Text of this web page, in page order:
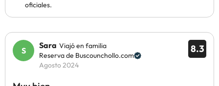
oficiales.
8.3
Sara Viajó en familia
Reserva de Buscounchollo.com
Agosto 2024